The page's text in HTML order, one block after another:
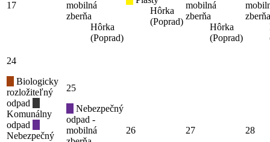
17
mobilná
zberňa
Hôrka
(Poprad)
Hôrka
(Poprad)
mobilná
zberňa
Hôrka
(Poprad)
zberňa
24
Biologicky
rozložiteľný
odpad
Komunálny
odpad
Nebezpečný
25
Nebezpečný
odpad -
mobilná
26 27 28